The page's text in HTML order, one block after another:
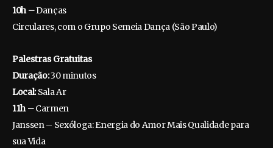
10h –Danças
Circulares, com o Grupo Semeia Dança (São Paulo)
Palestras Gratuitas
Duração:30 minutos
Local:Sala Ar
11h –Carmen
Janssen – Sexóloga: Energia do Amor Mais Qualidade para
sua Vida